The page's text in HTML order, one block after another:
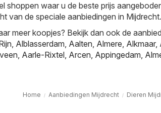
shoppen waar u de beste prijs
van de speciale aanbiedingen in Mijdrecht.
meer koopjes? Bekijk dan ook de
, Alblasserdam, Aalten, Almere, Alkmaar,
, Aarle-Rixtel, Arcen, Appingedam,
Home Aanbiedingen Mijdrecht Dieren